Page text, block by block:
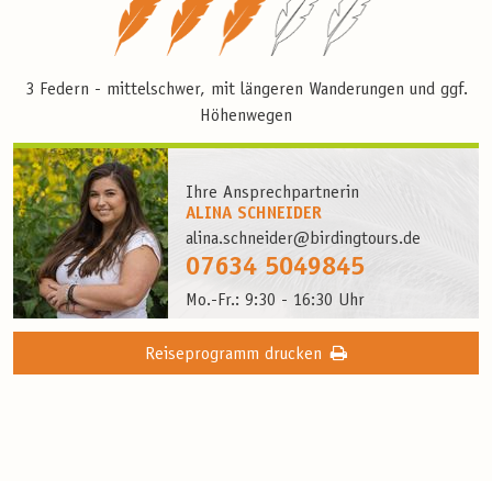
3 Federn - mittelschwer, mit längeren Wanderungen und ggf.
Höhenwegen
Ihre Ansprechpartnerin
ALINA SCHNEIDER
alina.schneider@birdingtours.de
07634 5049845
Mo.-Fr.: 9:30 - 16:30 Uhr
Reiseprogramm drucken